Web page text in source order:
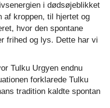
i dødsøjeblikket
af kroppen, til hjertet og
hvor den spontane
frihed og lys. Dette har vi
Tulku Urgyen endnu
forklarede Tulku
tradition kaldte spontan